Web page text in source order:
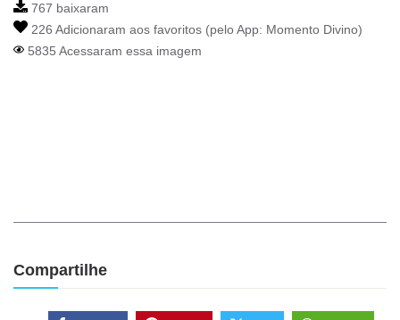
767 baixaram
226 Adicionaram aos favoritos (pelo App: Momento Divino)
5835 Acessaram essa imagem
Compartilhe